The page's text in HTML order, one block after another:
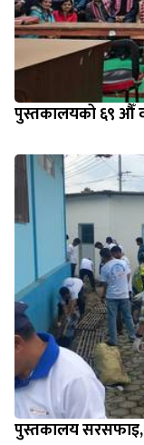
पुस्तकालयको ६९ औँ
पुस्तकालय सरसफाइ,